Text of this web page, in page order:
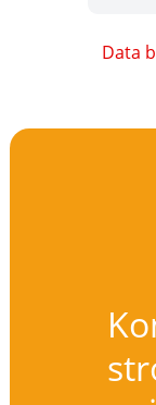
Data